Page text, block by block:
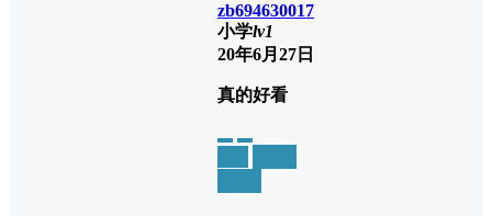
zb694630017
小学lv1
20年6月27日
真的好看